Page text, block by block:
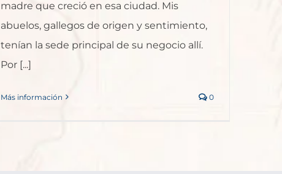
madre que creció en esa ciudad. Mis
abuelos, gallegos de origen y sentimiento,
tenían la sede principal de su negocio allí.
Por [...]
Más información 0